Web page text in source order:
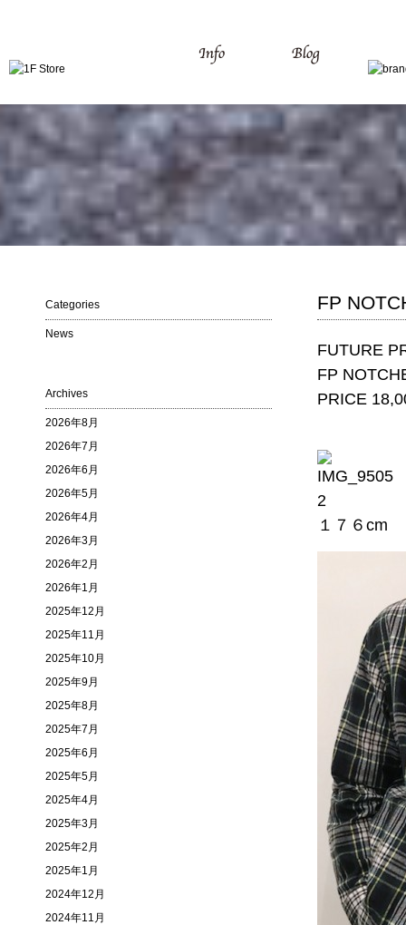
FP
FUTURE
FP
PRICE
１７６cm
Categories
News
Archives
2026年8月
2026年7月
2026年6月
2026年5月
2026年4月
2026年3月
2026年2月
2026年1月
2025年12月
2025年11月
2025年10月
2025年9月
2025年8月
2025年7月
2025年6月
2025年5月
2025年4月
2025年3月
2025年2月
2025年1月
2024年12月
2024年11月